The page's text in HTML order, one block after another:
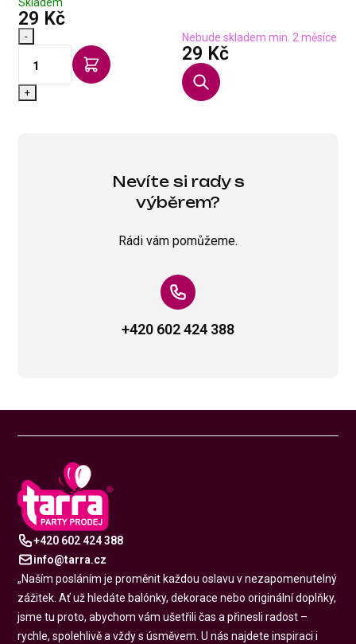
29 Kčs DPH
-
+
Nebude skladem min. 2 měsíce
29 Kčs DPH
Nevíte si rady s
výběrem?
Rádi vám pomůžeme.
+420 602 424 388
+420 602 424 388
info@tarra.cz
„Naším posláním je proměnit každou oslavu v nezapomenutelný
zážitek. Ať už hledáte balónky, dekorace nebo originální doplňky,
jsme tu proto, abychom vám ušetřili čas a přinesli radost –
rychle, spolehlivě a vždy s úsměvem. U nás najdete inspiraci i